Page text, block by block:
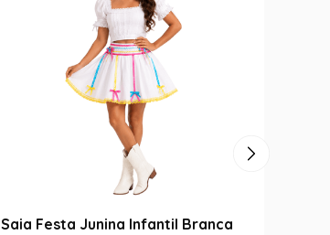
Saia Festa Junina Infantil Branca